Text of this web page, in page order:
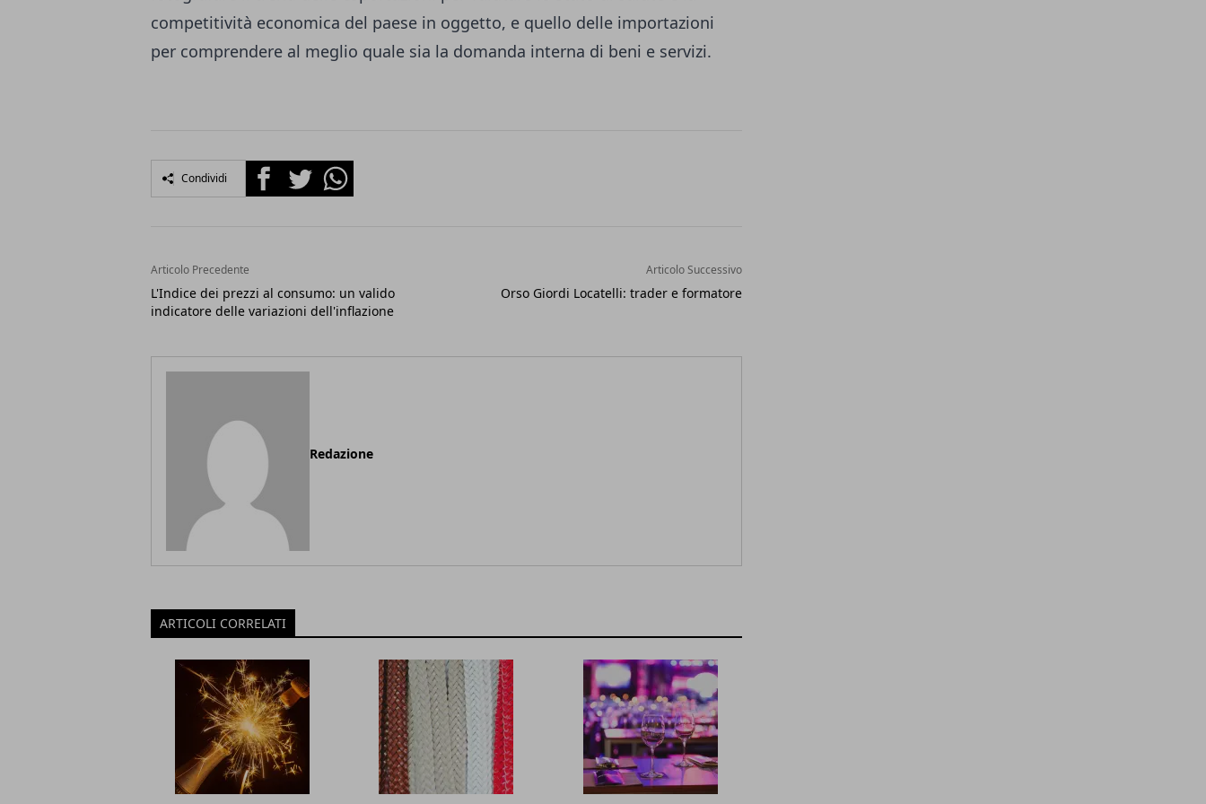
competitività economica del paese in oggetto, e quello delle importazioni
per comprendere al meglio quale sia la domanda interna di beni e servizi.
Condividi FacebookTwitterWhatsapp
Articolo Precedente
L'Indice dei prezzi al consumo: un valido
indicatore delle variazioni dell'inflazione
Articolo Successivo
Orso Giordi Locatelli: trader e formatore
Redazione
ARTICOLI CORRELATI